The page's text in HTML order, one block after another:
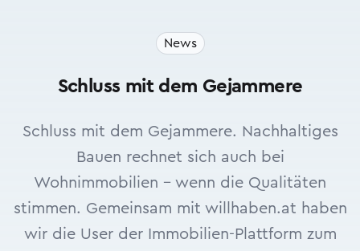
News
Schluss mit dem Gejammere
Schluss mit dem Gejammere. Nachhaltiges
Bauen rechnet sich auch bei
Wohnimmobilien - wenn die Qualitäten
stimmen. Gemeinsam mit willhaben.at haben
wir die User der Immobilien-Plattform zum